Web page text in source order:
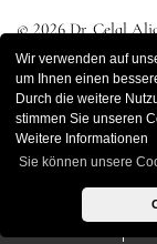
Wir verwenden auf
um Ihnen einen
Durch die weitere
stimmen Sie unseren
Weitere Informationen
Sie können unsere
© 2026 Dr. Celal
Sämtliche Inhalte auf
und sind nicht als
Rechte an den Inhalten